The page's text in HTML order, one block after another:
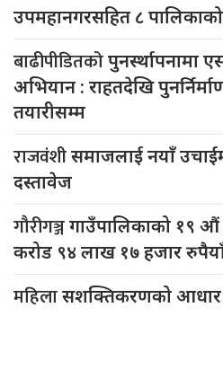
उपमहानगरसहित ८ पालिकाको
बाढीपीडितकोपुनर्स्थापनामा
अभियान : राहतदेखि
तयारीसम्म
राजवंशीसमाजलाई नयाँ
दस्तावेज
गौरीगञ्जगाउँपालिकाको १९ औं
करोड ९४ लाख १७ हजार
महिलासशक्तिकरणको आधार